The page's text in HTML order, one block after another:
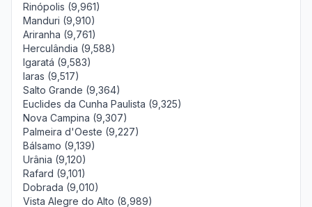
Rinópolis (9,961)
Manduri (9,910)
Ariranha (9,761)
Herculândia (9,588)
Igaratá (9,583)
Iaras (9,517)
Salto Grande (9,364)
Euclides da Cunha Paulista (9,325)
Nova Campina (9,307)
Palmeira d'Oeste (9,227)
Bálsamo (9,139)
Urânia (9,120)
Rafard (9,101)
Dobrada (9,010)
Vista Alegre do Alto (8,989)